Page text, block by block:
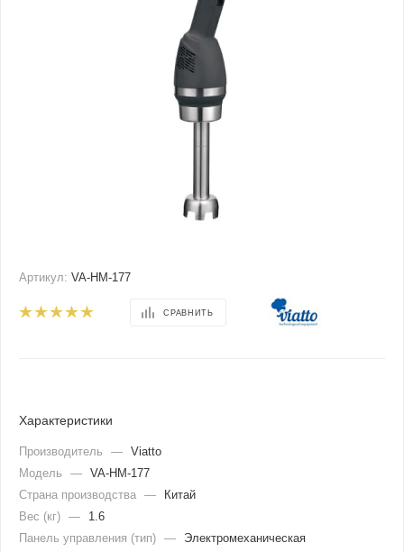
Артикул: VA-HM-177
СРАВНИТЬ
Характеристики
Производитель — Viatto
Модель
— VA-HM-177
Страна производства —
Китай
Вес (кг) —
1.6
Панель управления (тип) —
Электромеханическая